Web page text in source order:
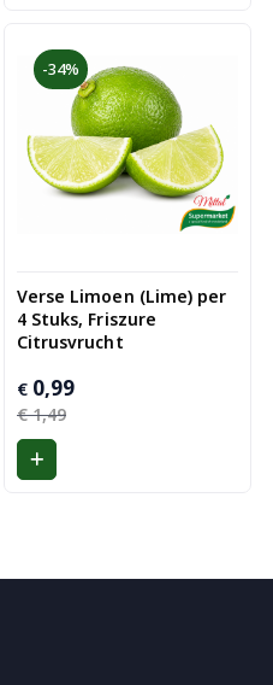
-34%
Verse Limoen (Lime) per
4 Stuks, Friszure
Citrusvrucht
€1,49
Oorspronkelijke
prijs
was:
€ 1,49.
€0,99
Huidige
prijs
is:
€ 0,99.